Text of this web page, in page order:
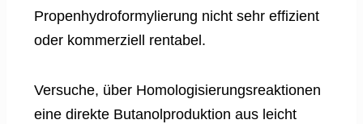
Propenhydroformylierung nicht sehr effizient
oder kommerziell rentabel.
Versuche, über Homologisierungsreaktionen
eine direkte Butanolproduktion aus leicht